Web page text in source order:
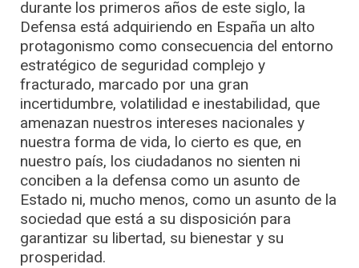
durante los primeros años de este siglo, la
Defensa está adquiriendo en España un alto
protagonismo como consecuencia del entorno
estratégico de seguridad complejo y
fracturado, marcado por una gran
incertidumbre, volatilidad e inestabilidad, que
amenazan nuestros intereses nacionales y
nuestra forma de vida, lo cierto es que, en
nuestro país, los ciudadanos no sienten ni
conciben a la defensa como un asunto de
Estado ni, mucho menos, como un asunto de la
sociedad que está a su disposición para
garantizar su libertad, su bienestar y su
prosperidad.